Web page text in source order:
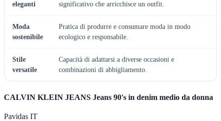
eleganti
significativo che arricchisce un outfit.
Moda
sostenibile
Pratica di produrre e consumare moda in modo
ecologico e responsabile.
Stile
versatile
Capacità di adattarsi a diverse occasioni e
combinazioni di abbigliamento.
CALVIN KLEIN JEANS Jeans 90's in denim medio da donna
Pavidas IT